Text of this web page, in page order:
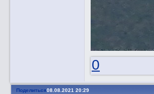
0
Поделиться08.08.2021 20:29